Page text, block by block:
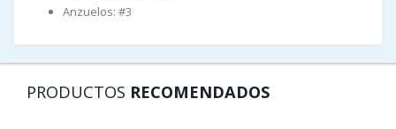
Anzuelos: #3
PRODUCTOS RECOMENDADOS